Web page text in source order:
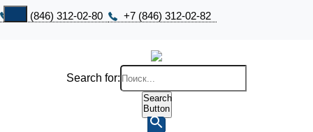
+7 (846) 312-02-80 +7 (846) 312-02-82
Search for:
Search
Button